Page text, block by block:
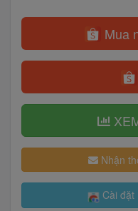
Mua
Nhận
Cài đặt